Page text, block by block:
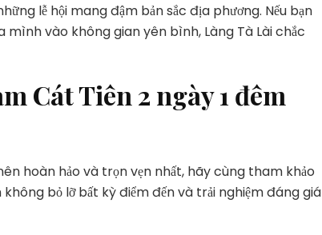
lễ hội mang đậm bản sắc địa phương. Nếu bạn
vào không gian yên bình, Làng Tà Lài chắc
Cát Tiên 2 ngày 1 đêm
hoàn hảo và trọn vẹn nhất, hãy cùng tham khảo
bỏ lỡ bất kỳ điểm đến và trải nghiệm đáng giá